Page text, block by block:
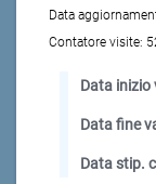
Data
Contatore visite:
Data inizio
Data fine
Data stip.